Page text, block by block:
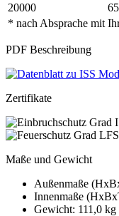
* nach Absprache mit
20000
PDF Beschreibung
Zertifikate
Maße und Gewicht
Außenmaße
Innenmaße
Gewicht: 111,0 kg